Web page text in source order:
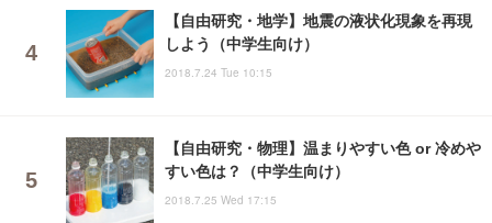
【自由研究・地学】地震の液状化現象を再現
しよう（中学生向け）
2018.7.24 Tue 10:15
【自由研究・物理】温まりやすい色 or 冷めや
すい色は？（中学生向け）
2018.7.25 Wed 17:15